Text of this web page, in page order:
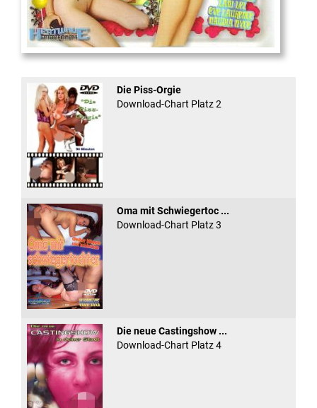
And Confused #8 - ...
Die Piss-Orgie
Download-Chart Platz 2
Oma mit Schwiegertoc ...
Download-Chart Platz 3
Die neue Castingshow ...
Download-Chart Platz 4